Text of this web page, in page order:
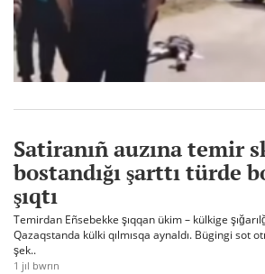
Satiranıñ auzına temir
bostandığı şarttı türde
şıqtı
Temirdan Eñsebekke şıqqan ükim – külkige
Qazaqstanda külki qılmısqa aynaldı. Bügingi sot
şek..
1 jıl bwrın